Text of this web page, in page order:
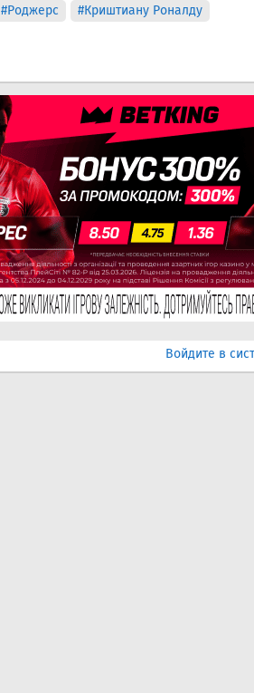
#Роджерс #Криштиану Роналду
Войдите в